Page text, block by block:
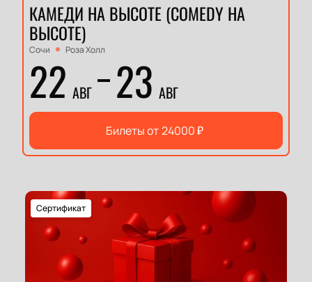
КАМЕДИ НА ВЫСОТЕ (COMEDY НА
ВЫСОТЕ)
Сочи Роза Холл
22 АВГ 23 АВГ
Билеты от24000₽
Сертификат